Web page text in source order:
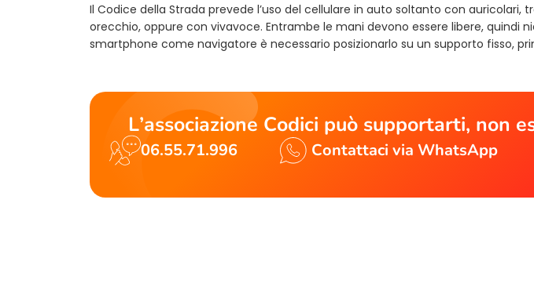
Il Codice della Strada prevede l’uso del cellulare in auto soltanto con auricolari,
orecchio, oppure con vivavoce. Entrambe le mani devono essere libere, quindi
smartphone come navigatore è necessario posizionarlo su un supporto fisso,
L’associazione Codici può supportarti, non
06.55.71.996 Contattaci via WhatsApp